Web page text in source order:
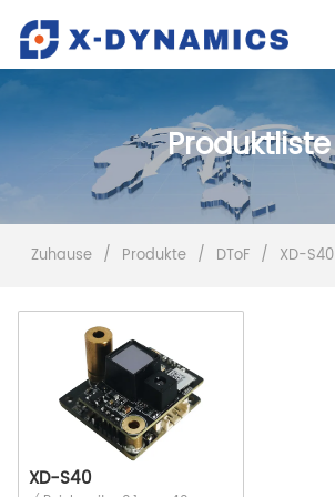
Produktliste
Zuhause / Produkte / DToF / XD-S40
XD-S40